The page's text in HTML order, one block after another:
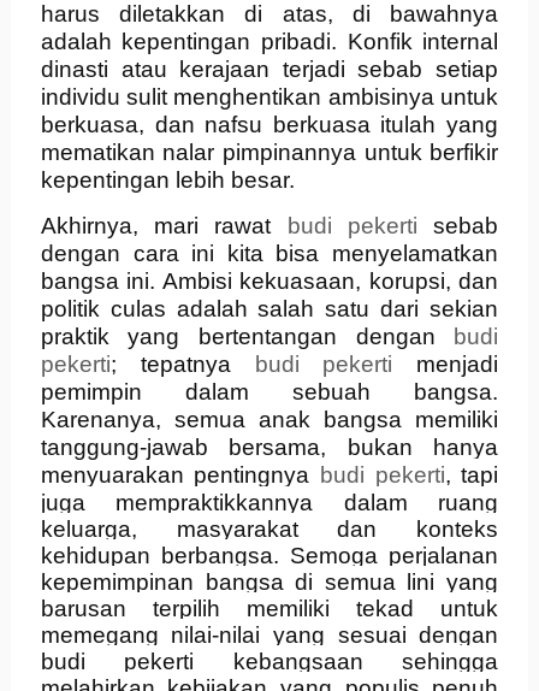
harus diletakkan di atas, di bawahnya
adalah kepentingan pribadi. Konfik internal
dinasti atau kerajaan terjadi sebab setiap
individu sulit menghentikan ambisinya untuk
berkuasa, dan nafsu berkuasa itulah yang
mematikan nalar pimpinannya untuk berfikir
kepentingan lebih besar.
Akhirnya, mari rawat
budi pekertisebab
dengan cara ini kita bisa menyelamatkan
bangsa ini. Ambisi kekuasaan, korupsi, dan
politik culas adalah salah satu dari sekian
praktik yang bertentangan dengan
budi
pekerti; tepatnya budi pekerti menjadi
pemimpin dalam sebuah bangsa.
Karenanya, semua anak bangsa memiliki
tanggung-jawab bersama, bukan hanya
menyuarakan pentingnya
budi pekerti, tapi
juga mempraktikkannya dalam ruang
keluarga, masyarakat dan konteks
kehidupan berbangsa. Semoga perjalanan
kepemimpinan bangsa di semua lini yang
barusan terpilih memiliki tekad untuk
memegang nilai-nilai yang sesuai dengan
budi pekerti kebangsaan sehingga